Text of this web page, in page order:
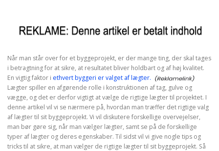
Når man står over for et byggeprojekt, er der mange ting, der skal tages
i betragtning for at sikre, at resultatet bliver holdbart og af høj kvalitet.
En vigtig faktor i ethvert byggeri er valget af lægter.
Lægter spiller en afgørende rolle i konstruktionen af tag, gulve og
vægge, og det er derfor vigtigt at vælge de rigtige lægter til projektet. I
denne artikel vil vi se nærmere på, hvordan man træffer det rigtige valg
af lægter til sit byggeprojekt. Vi vil diskutere forskellige overvejelser,
man bør gøre sig, når man vælger lægter, samt se på de forskellige
typer af lægter og deres egenskaber. Til sidst vil vi give nogle tips og
tricks til at sikre, at man vælger de rigtige lægter til sit byggeprojekt. Så